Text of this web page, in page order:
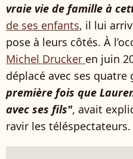
vraie vie de famille à
de ses enfants, il lui
pose à leurs côtés. À
Michel Drucker en juin
déplacé avec ses quatre
première fois que
avec ses fils", avait
ravir les téléspectateurs.